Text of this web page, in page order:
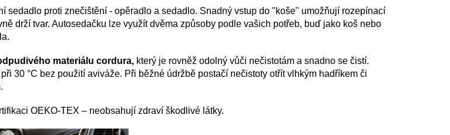
sedadlo proti znečištění - opěradlo a sedadlo. Snadný vstup do "koše" umožňují rozepínací
drží tvar. Autosedačku lze využít dvěma způsoby podle vašich potřeb, buď jako koš nebo
materiálu cordura, který je rovněž odolný vůči nečistotám a snadno se čistí.
30 °C bez použití aviváže. Při běžné údržbě postačí nečistoty otřít vlhkým hadříkem či
OEKO-TEX – neobsahují zdraví škodlivé látky.